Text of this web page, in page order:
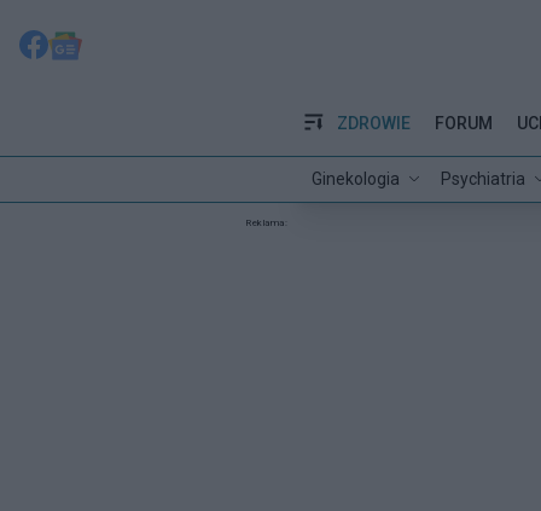
ZDROWIE
Ginekologia Psychiatria
FORUM
Reklama: